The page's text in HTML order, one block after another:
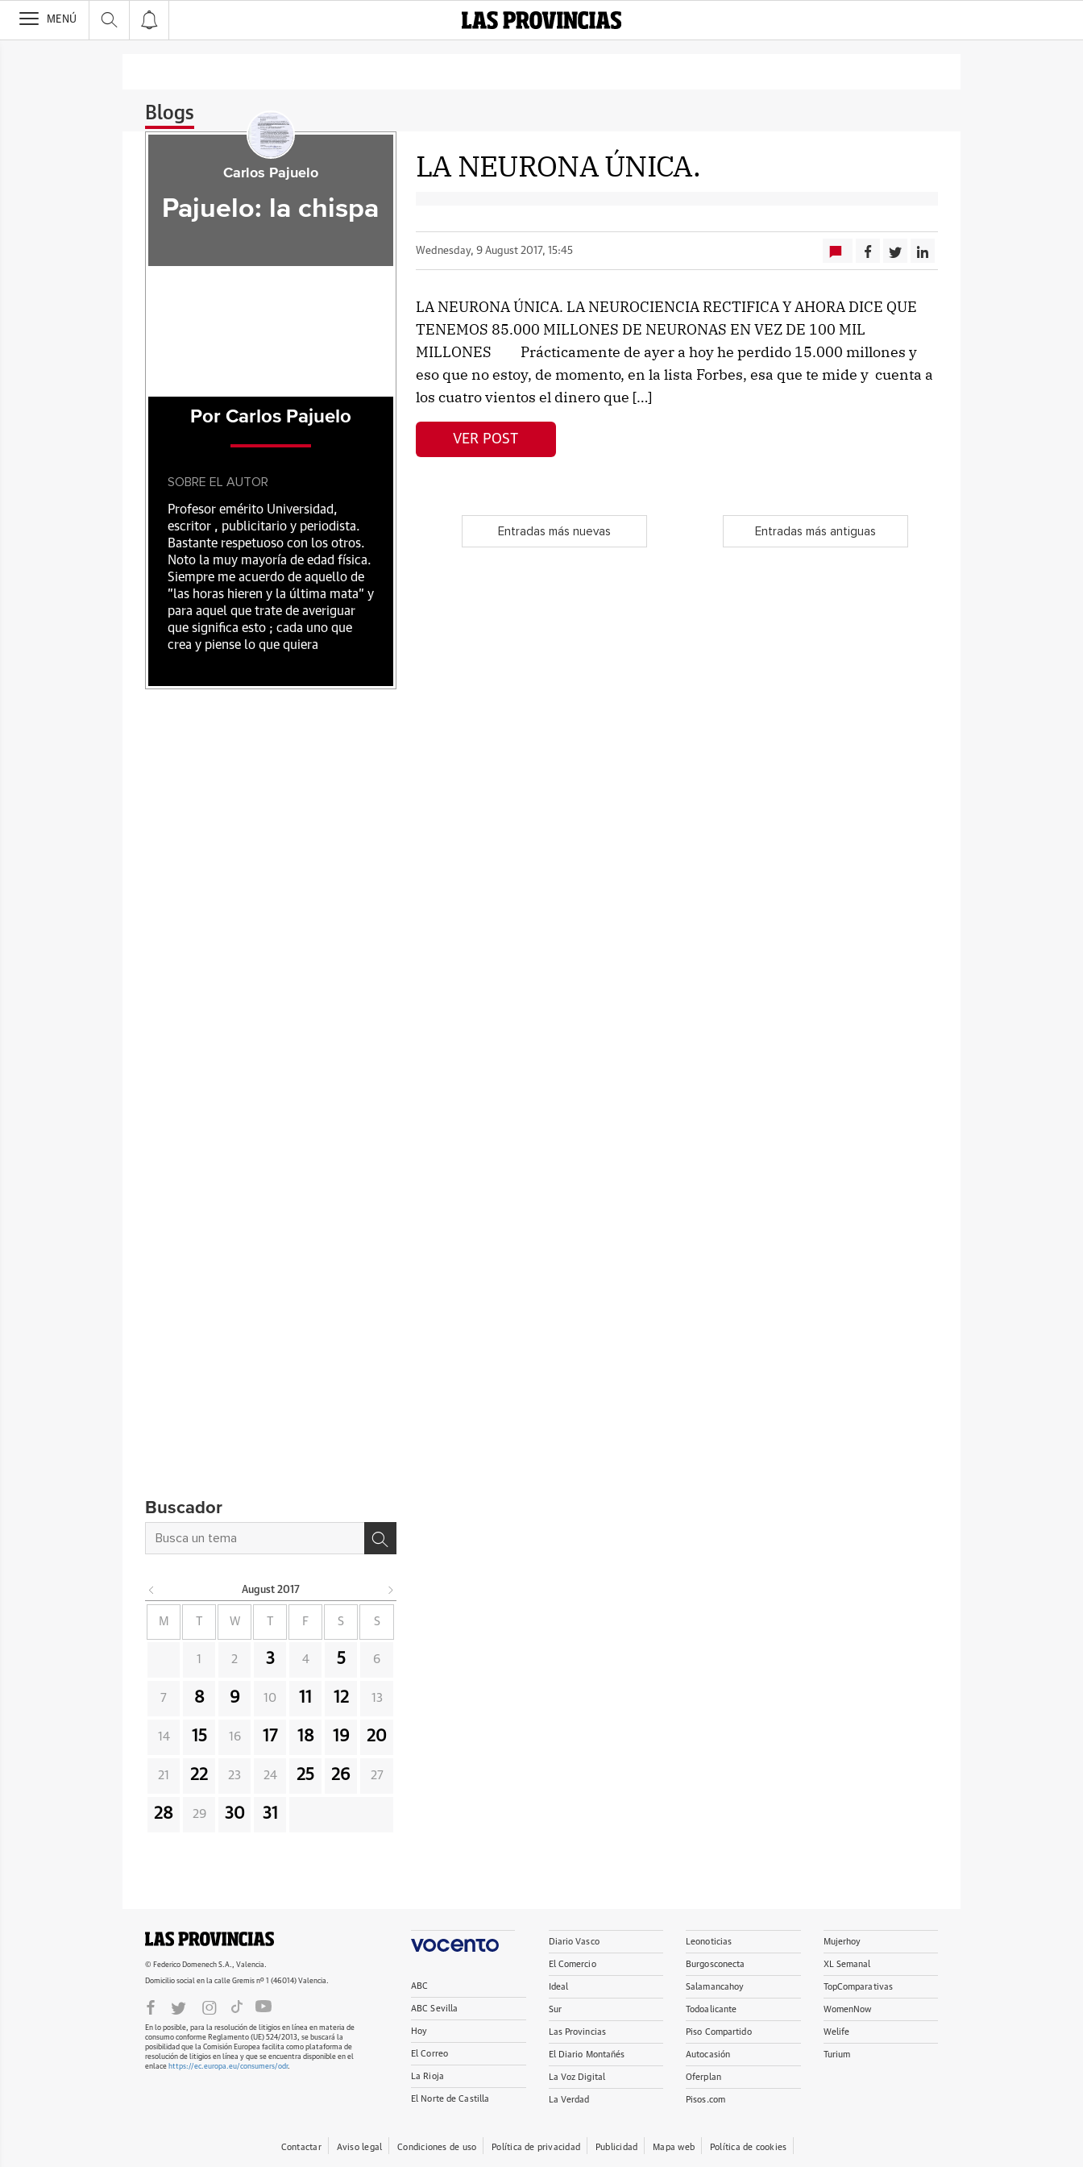
>
MENÚ
Blogs
LA NEURONA ÚNICA.
Wednesday, 9 August 2017, 15:45
LA NEURONA ÚNICA. LA NEUROCIENCIA RECTIFICA Y AHORA DICE QUE
TENEMOS 85.000 MILLONES DE NEURONAS EN VEZ DE 100 MIL
MILLONES Prácticamente de ayer a hoy he perdido 15.000 millones y
eso que no estoy, de momento, en la lista Forbes, esa que te mide y cuenta a
los cuatro vientos el dinero que […]
VER POST
Entradas más nuevas Entradas más antiguas
Carlos Pajuelo
Pajuelo: la chispa
Por Carlos Pajuelo
SOBRE EL AUTOR
Profesor emérito Universidad,
escritor , publicitario y periodista.
Bastante respetuoso con los otros.
Noto la muy mayoría de edad física.
Siempre me acuerdo de aquello de
"las horas hieren y la última mata" y
para aquel que trate de averiguar
que significa esto ; cada uno que
crea y piense lo que quiera
Buscador
August 2017
M W F S S
1 2 3 4 5 6
7 8 9 10 11 12 13
14 15 16 17 18 19 20
21 22 23 24 25 26 27
28 29 30 31
© Federico Domenech S.A., Valencia.
Domicilio social en la calle Gremis nº 1 (46014) Valencia.
En lo posible, para la resolución de litigios en línea en materia de
consumo conforme Reglamento (UE) 524/2013, se buscará la
posibilidad que la Comisión Europea facilita como plataforma de
resolución de litigios en línea y que se encuentra disponible en el
enlace https://ec.europa.eu/consumers/odr.
ABC
ABC Sevilla
Hoy
El Correo
La Rioja
El Norte de Castilla
Diario Vasco
El Comercio
Ideal
Sur
Las Provincias
El Diario Montañés
La Voz Digital
La Verdad
Leonoticias
Burgosconecta
Salamancahoy
Todoalicante
Piso Compartido
Autocasión
Oferplan
Pisos.com
Mujerhoy
XL Semanal
TopComparativas
WomenNow
Welife
Turium
Contactar Aviso legal Condiciones de uso Política de privacidad Publicidad Mapa web Política de cookies